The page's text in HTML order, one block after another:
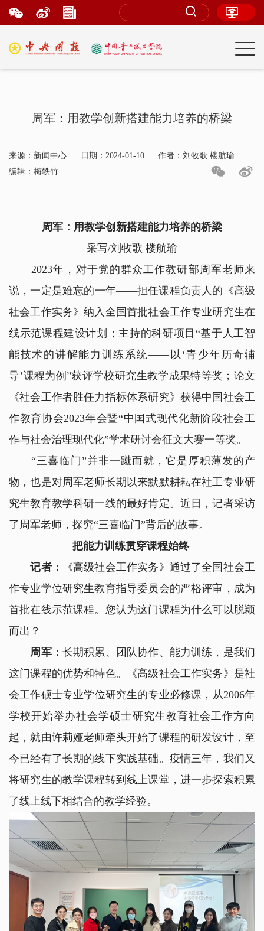
周军：用教学创新搭建能力培养的桥梁
来源：新闻中心 日期：2024-01-10
作者：刘牧歌 楼航瑜
编辑：梅轶竹
周军：用教学创新搭建能力培养的桥梁
采写/刘牧歌 楼航瑜
2023年，对于党的群众工作教研部周军老师来
说，一定是难忘的一年——担任课程负责人的《高级
社会工作实务》纳入全国首批社会工作专业研究生在
线示范课程建设计划；主持的科研项目“基于人工智
能技术的讲解能力训练系统——以‘青少年历奇辅
导’课程为例”获评学校研究生教学成果特等奖；论文
《社会工作者胜任力指标体系研究》获得中国社会工
作教育协会2023年会暨“中国式现代化新阶段社会工
作与社会治理现代化”学术研讨会征文大赛一等奖。
“三喜临门”并非一蹴而就，它是厚积薄发的产
物，也是对周军老师长期以来默默耕耘在社工专业研
究生教育教学科研一线的最好肯定。近日，记者采访
了周军老师，探究“三喜临门”背后的故事。
把能力训练贯穿课程始终
记者：
《高级社会工作实务》通过了全国社会工
作专业学位研究生教育指导委员会的严格评审，成为
首批在线示范课程。您认为这门课程为什么可以脱颖
而出？
周军： 长期积累、团队协作、能力训练，是我们
这门课程的优势和特色。《高级社会工作实务》是社
会工作硕士专业学位研究生的专业必修课，从2006年
学校开始举办社会学硕士研究生教育社会工作方向
起，就由许莉娅老师牵头开始了课程的研发设计，至
今已经有了长期的线下实践基础。疫情三年，我们又
将研究生的教学课程转到线上课堂，进一步探索积累
了线上线下相结合的教学经验。